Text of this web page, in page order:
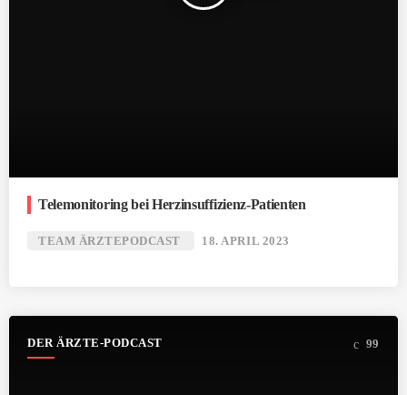
Telemonitoring bei Herzinsuffizienz-Patienten
TEAM ÄRZTEPODCAST 18. APRIL 2023
DER ÄRZTE-PODCAST 99